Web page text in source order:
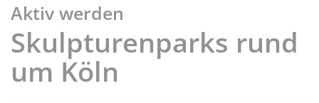
Aktiv werden
Skulpturenparks rund
um Köln